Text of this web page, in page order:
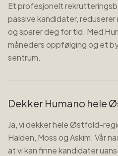
Et profesjonelt
passive kandidater,
og sparer deg for tid. Med
måneders oppfølging og et
sentrum.
Dekker Humano hele
Ja, vi dekker hele Østfold-
Halden, Moss og Askim. Vår
at vi kan finne kandidater